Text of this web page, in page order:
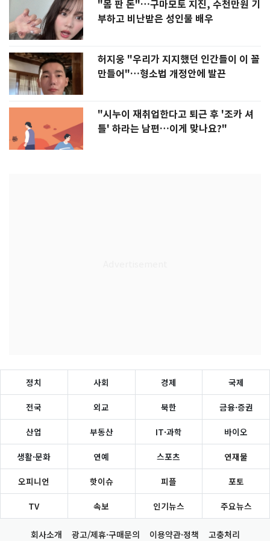
"몸 판 돈"…구마모토 지진, 수천만원 기
부하고 비난받은 성인물 배우
허지웅 "우리가 지지했던 인간들이 이 꼴
만들어"…형소법 개정안에 발끈
"시누이 재취업한다고 퇴근 후 '조카 셔
틀' 하라는 남편…이게 맞나요?"
정치 사회 경제 국제
전국 외교 북한 금융·증권
산업 부동산 IT·과학 바이오
생활·문화 연예 스포츠 연재물
오피니언 핫이슈 피플 포토
TV 속보 인기뉴스 주요뉴스
회사소개 광고/제휴·구매문의 이용약관·정책 고충처리